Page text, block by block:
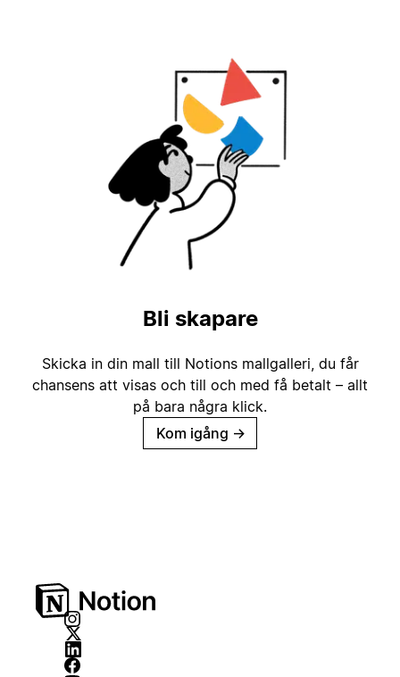
Bli skapare
Skicka in din mall till Notions mallgalleri, du får
chansens att visas och till och med få betalt – allt
på bara några klick.
Kom igång →